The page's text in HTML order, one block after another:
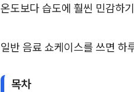
온도보다 습도에 훨씬 민감하
일반 음료 쇼케이스를 쓰면 하
목차